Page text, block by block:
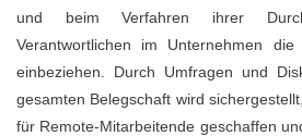
und beim Verfahren ihrer
Verantwortlichen im Unternehmen die
einbeziehen. Durch Umfragen und
gesamten Belegschaft wird
für Remote-Mitarbeitende geschaffen